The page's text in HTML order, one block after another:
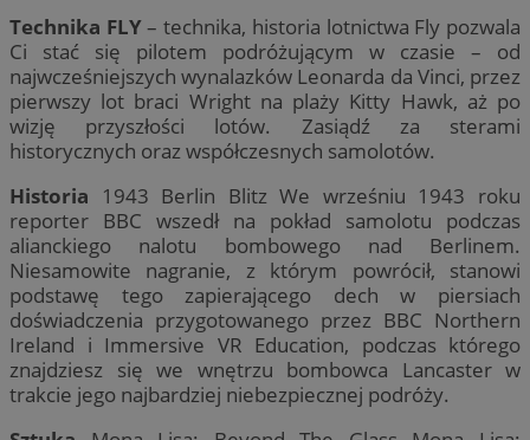
Technika FLY– technika, historia lotnictwa Fly pozwala
Ci stać się pilotem podróżującym w czasie – od
najwcześniejszych wynalazków Leonarda da Vinci, przez
pierwszy lot braci Wright na plaży Kitty Hawk, aż po
wizję przyszłości lotów. Zasiądź za sterami
historycznych oraz współczesnych samolotów.
Historia 1943 Berlin Blitz We wrześniu 1943 roku
reporter BBC wszedł na pokład samolotu podczas
alianckiego nalotu bombowego nad Berlinem.
Niesamowite nagranie, z którym powrócił, stanowi
podstawę tego zapierającego dech w piersiach
doświadczenia przygotowanego przez BBC Northern
Ireland i Immersive VR Education, podczas którego
znajdziesz się we wnętrzu bombowca Lancaster w
trakcie jego najbardziej niebezpiecznej podróży.